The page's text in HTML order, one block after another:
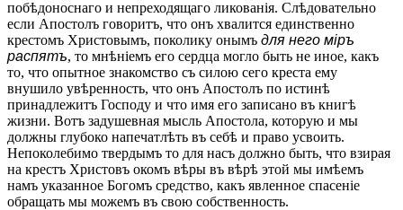
побѣдоноснаго и непреходящаго ликованія. Слѣдовательно
если Апостолъ говоритъ, что онъ хвалится единственно
крестомъ Христовымъ, поколику онымъ для него міръ
распятъ, то мнѣніемъ его сердца могло быть не иное, какъ
то, что опытное знакомство съ силою сего креста ему
внушило увѣренность, что онъ Апостолъ по истинѣ
принадлежитъ Господу и что имя его записано въ книгѣ
жизни. Вотъ задушевная мысль Апостола, которую и мы
должны глубоко напечатлѣть въ себѣ и право усвоить.
Непоколебимо твердымъ то для насъ должно быть, что взирая
на крестъ Христовъ окомъ вѣры въ вѣрѣ этой мы имѣемъ
намъ указанное Богомъ средство, какъ явленное спасеніе
обращать мы можемъ въ свою собственность.